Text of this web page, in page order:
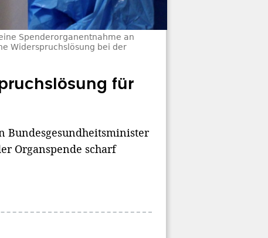
Spenderorganentnahme an
Widerspruchslösung bei der
für
Bundesgesundheitsminister
Organspende scharf